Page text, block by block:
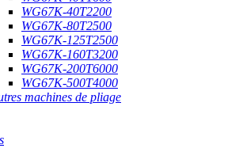
WG67K-40T2200
WG67K-80T2500
WG67K-125T2500
WG67K-160T3200
WG67K-200T6000
WG67K-500T4000
machines de pliage